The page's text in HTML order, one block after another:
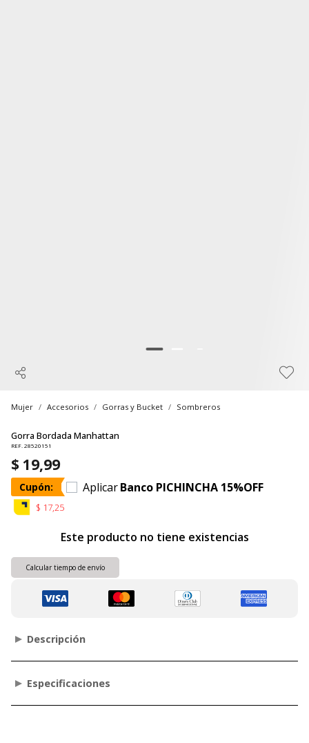
Mujer Accesorios Gorras y Bucket Sombreros
Gorra Bordada Manhattan
REF. 28520151
$ 19,99
Cupón: AplicarBanco PICHINCHA 15%OFF
$ 17,25
Este producto no tiene existencias
Calcular tiempo de envío
Descripción
Especificaciones